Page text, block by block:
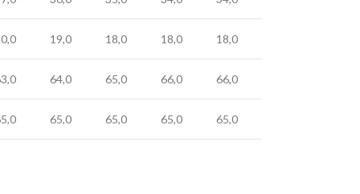
19,0 18,0 18,0 18,0
64,0 65,0 66,0 66,0
65,0 65,0 65,0 65,0